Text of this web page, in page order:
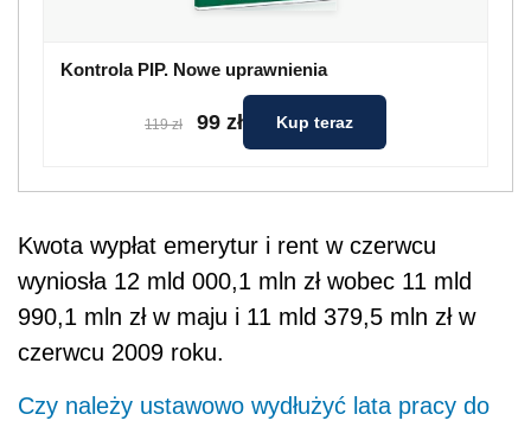
Kontrola PIP. Nowe uprawnienia
119 zł 99 zł Kup teraz
Kwota wypłat emerytur i rent w czerwcu
wyniosła 12 mld 000,1 mln zł wobec 11 mld
990,1 mln zł w maju i 11 mld 379,5 mln zł w
czerwcu 2009 roku.
Czy należy ustawowo wydłużyć lata pracy do